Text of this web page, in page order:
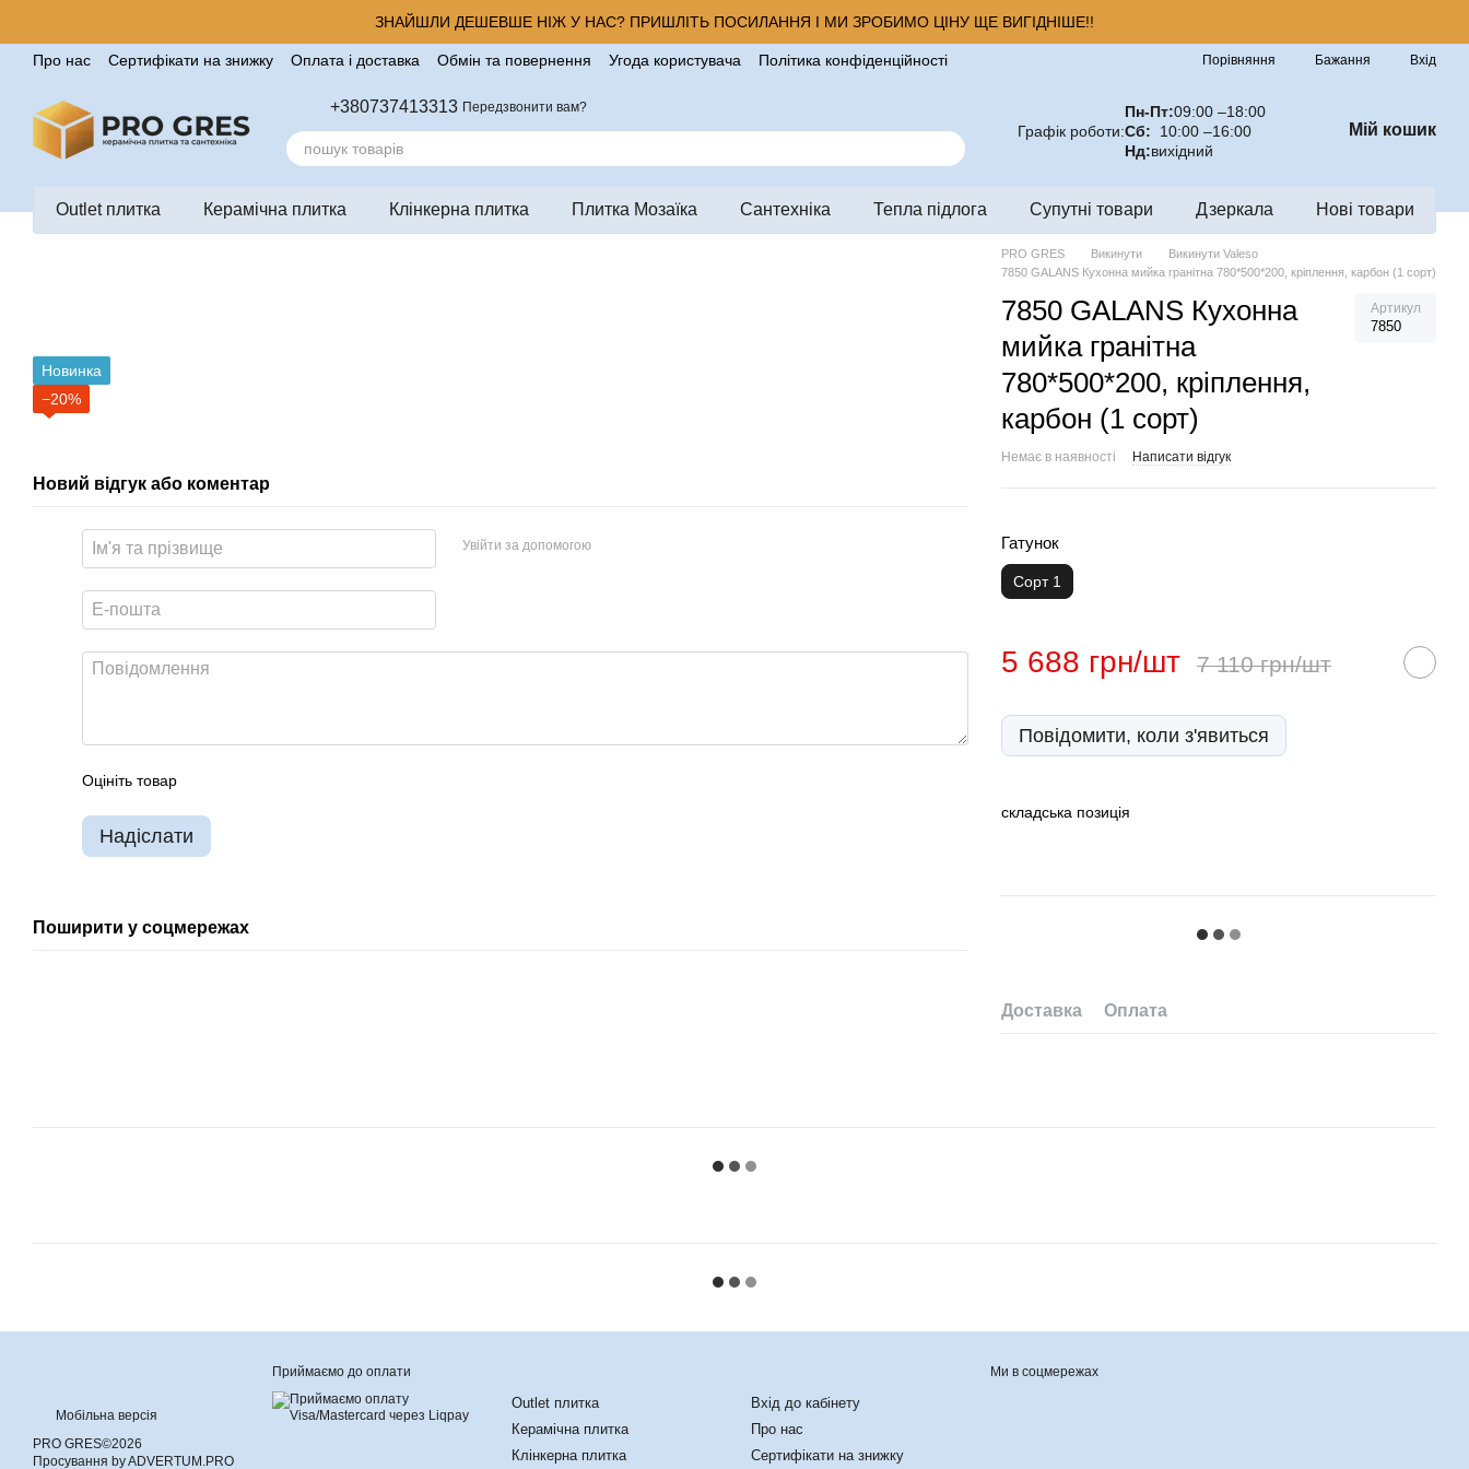
ЗНАЙШЛИ ДЕШЕВШЕ НІЖ У НАС? ПРИШЛІТЬ ПОСИЛАННЯ І МИ ЗРОБИМО ЦІНУ ЩЕ ВИГІДНІШЕ!!
Про нас Сертифікати на знижку Оплата і доставка Обмін та повернення Угода користувача
Політика конфіденційності
Порівняння Бажання Вхід
+380737413313 Передзвонити вам?
Графік роботи:
Пн-Пт:09:00 –18:00
Сб: 10:00 –16:00
Нд:вихідний
Мій кошик
Outlet плитка Керамічна плитка Клінкерна плитка Плитка Мозаїка Сантехніка Тепла підлога Супутні товари Дзеркала Нові товари
PRO GRES Викинути
Викинути Valeso
7850 GALANS Кухонна мийка гранітна 780*500*200, кріплення, карбон (1 сорт)
7850 GALANS Кухонна
мийка гранітна
780*500*200, кріплення,
карбон (1 сорт)
Артикул
7850
Немає в наявності Написати відгук
Гатунок
Сорт 1
5 688 грн/шт 7 110 грн/шт
Повідомити, коли з'явиться
складська позиція
Доставка Оплата
Новинка
−20%
Новий відгук або коментар
Увійти за допомогою
Оцініть товар
Надіслати
Поширити у соцмережах
Мобільна версія
PRO GRES©2026
Просування by ADVERTUM.PRO
Приймаємо до оплати
Outlet плитка
Керамічна плитка
Клінкерна плитка
Вхід до кабінету
Про нас
Сертифікати на знижку
Ми в соцмережах